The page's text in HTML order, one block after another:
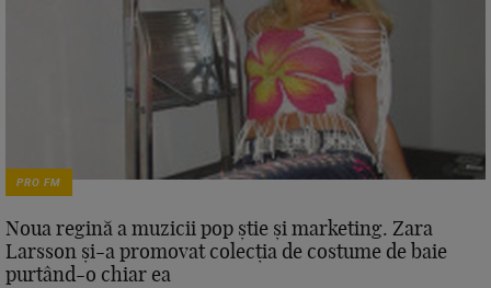
PRO FM
Noua regină a muzicii pop știe și marketing. Zara
Larsson și-a promovat colecția de costume de baie
purtând-o chiar ea